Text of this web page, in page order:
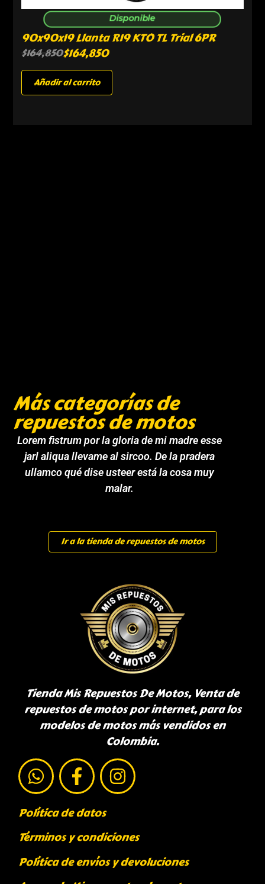
Disponible
90x90x19 Llanta R19 KTO TL Trial 6PR
$164,850$164,850
Añadir al carrito
Más categorías de
repuestos de motos
Lorem fistrum por la gloria de mi madre esse
jarl aliqua llevame al sircoo. De la pradera
ullamco qué dise usteer está la cosa muy
malar.
Ir a la tienda de repuestos de motos
Tienda Mis Repuestos De Motos, Venta de
repuestos de motos por internet, para los
modelos de motos más vendidos en
Colombia.
Política de datos
Términos y condiciones
Política de envíos y devoluciones